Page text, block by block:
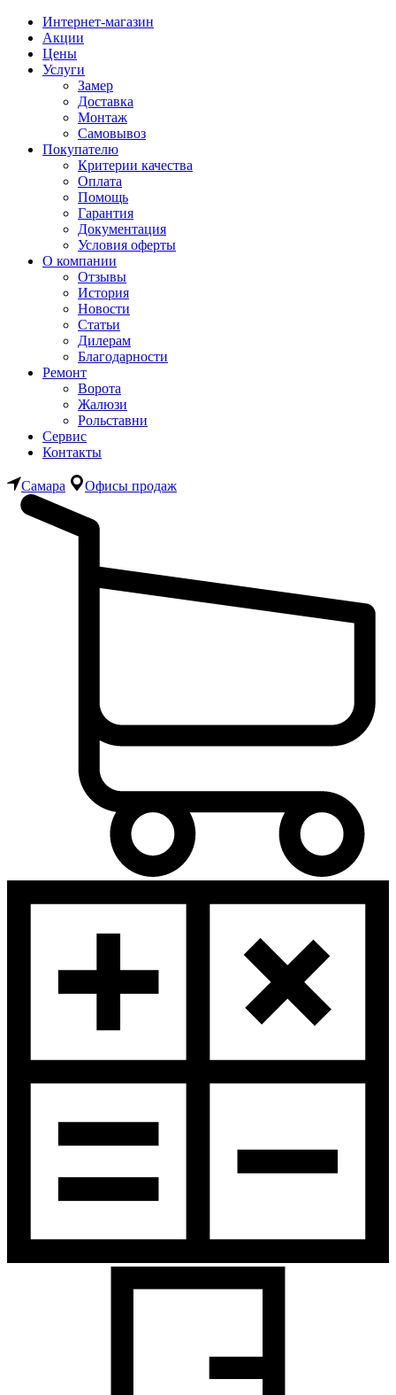
Интернет-магазин
Акции
Цены
Услуги
Замер
Доставка
Монтаж
Самовывоз
Покупателю
Критерии качества
Оплата
Помощь
Гарантия
Документация
Условия оферты
О компании
Отзывы
История
Новости
Статьи
Дилерам
Благодарности
Ремонт
Ворота
Жалюзи
Рольставни
Сервис
Контакты
Самара Офисы продаж